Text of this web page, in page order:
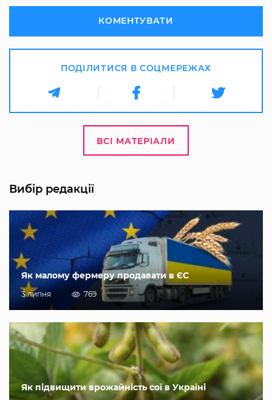
КОМЕНТУВАТИ
ПОДІЛИТИСЯ В СОЦМЕРЕЖАХ
ВСІ МАТЕРІАЛИ
Вибір редакції
Як малому фермеру продавати в ЄС
3 липня 769
Як підвищити врожайність сої в Україні